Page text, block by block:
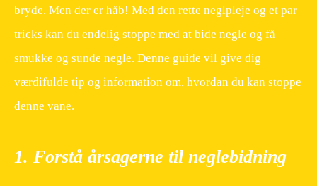
bryde. Men der er håb! Med den rette neglpleje og et par
tricks kan du endelig stoppe med at bide negle og få
smukke og sunde negle. Denne guide vil give dig
værdifulde tip og information om, hvordan du kan stoppe
denne vane.
1. Forstå årsagerne til neglebidning